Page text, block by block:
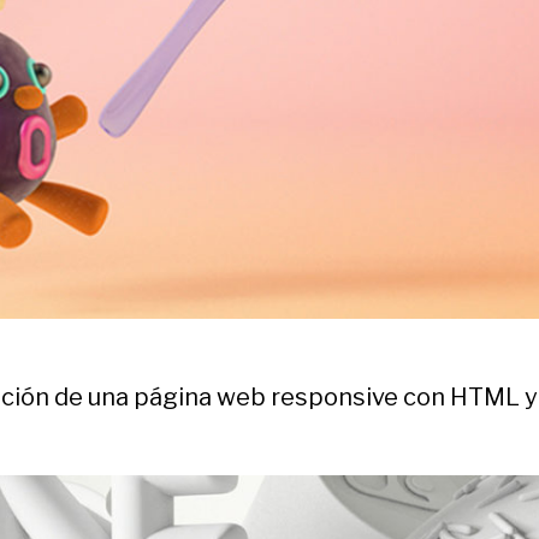
de una página web responsive con HTML y